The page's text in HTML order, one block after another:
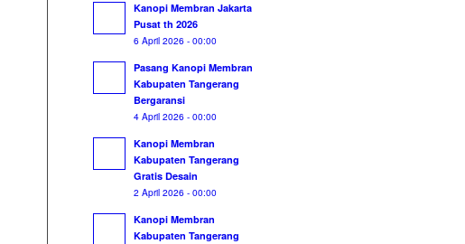
Kanopi Membran Jakarta
Pusat th 2026
6 April 2026 - 00:00
Pasang Kanopi Membran
Kabupaten Tangerang
Bergaransi
4 April 2026 - 00:00
Kanopi Membran
Kabupaten Tangerang
Gratis Desain
2 April 2026 - 00:00
Kanopi Membran
Kabupaten Tangerang